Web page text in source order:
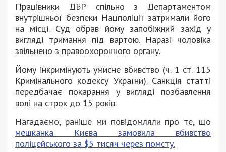
Працівники ДБР спільно з Департаментом
внутрішньої безпеки Нацполіції затримали його
на місці. Суд обрав йому запобіжний захід у
вигляді тримання під вартою. Наразі чоловіка
звільнено з правоохоронного органу.
Йому інкримінують умисне вбивство (ч. 1 ст. 115
Кримінального кодексу України). Санкція статті
передбачає покарання у вигляді позбавлення
волі на строк до 15 років.
Нагадаємо, раніше ми повідомляли про те, що
мешканка Києва замовила вбивство
поліцейського за $5 тисяч через помсту.